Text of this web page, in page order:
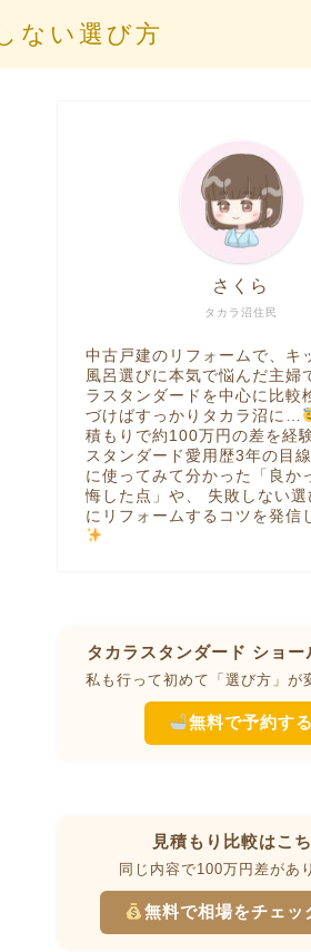
ない選び方
タカラ沼住民
さくら
中古戸建のリフォームで、キ
風呂選びに本気で悩んだ主婦
ラスタンダードを中心に比較
づけばすっかりタカラ沼に…
積もりで約100万円の差を経
スタンダード愛用歴3年の目
に使ってみて分かった「良か
悔した点」や、 失敗しない選
にリフォームするコツを発信
タカラスタンダード ショー
私も行って初めて「選び方」が
無料で予約する
見積もり比較はこ
同じ内容で100万円差があ
無料で相場をチェッ